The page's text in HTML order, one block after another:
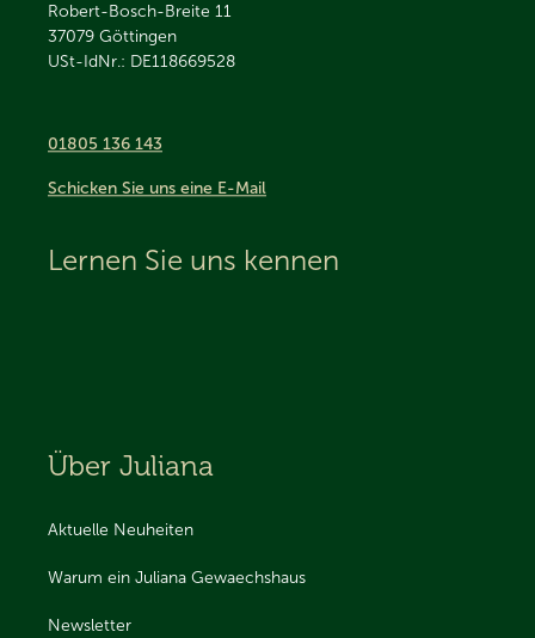
Robert-Bosch-Breite 11
37079 Göttingen
USt-IdNr.: DE118669528
01805 136 143
Schicken Sie uns eine E-Mail
Lernen Sie uns kennen
Über Juliana
Aktuelle Neuheiten
Warum ein Juliana Gewaechshaus
Newsletter